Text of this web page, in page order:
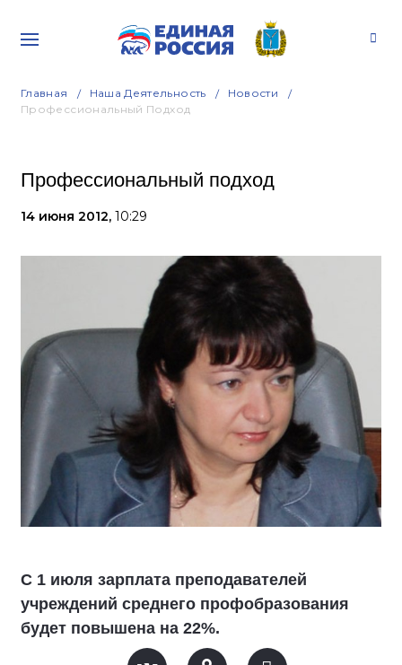
Главная Наша Деятельность
Новости
Профессиональный Подход
Профессиональный подход
14 июня 2012, 10:29
С 1 июля зарплата преподавателей
учреждений среднего профобразования
будет повышена на 22%.